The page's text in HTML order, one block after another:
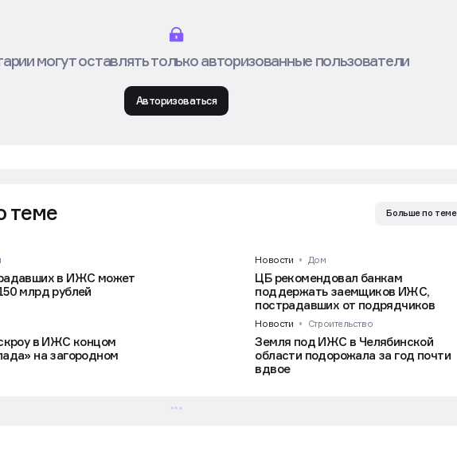
могут оставлять только авторизованные пользователи
Авторизоваться
теме Больше по теме
в ИЖС может
млрд рублей
Новости Дом
ЦБ рекомендовал банкам
поддержать заемщиков ИЖС,
пострадавших от подрядчиков
в ИЖС концом
на загородном
Новости Строительство
Земля под ИЖС в Челябинской
области подорожала за год почти
вдвое